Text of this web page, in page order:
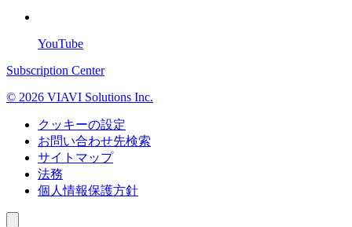
YouTube
Subscription Center
© 2026 VIAVI Solutions Inc.
クッキーの設定
お問い合わせ先検索
サイトマップ
法務
個人情報保護方針